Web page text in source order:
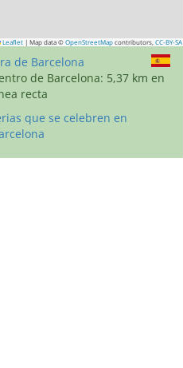
Leaflet | Map data © OpenStreetMap contributors, CC-BY-SA
de Barcelona
de Barcelona: 5,37 km en
recta
que se celebren en